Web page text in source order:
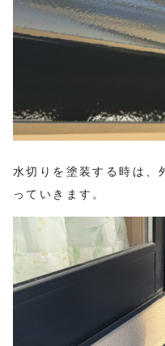
水切りを塗装する時は、
っていきます。